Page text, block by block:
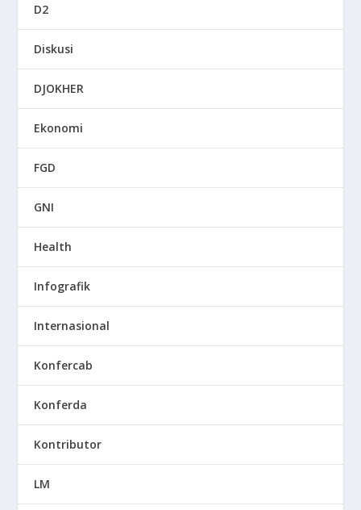
D2
Diskusi
DJOKHER
Ekonomi
FGD
GNI
Health
Infografik
Internasional
Konfercab
Konferda
Kontributor
LM